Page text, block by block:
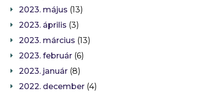
2023. május (13)
2023. április (3)
2023. március (13)
2023. február (6)
2023. január (8)
2022. december (4)